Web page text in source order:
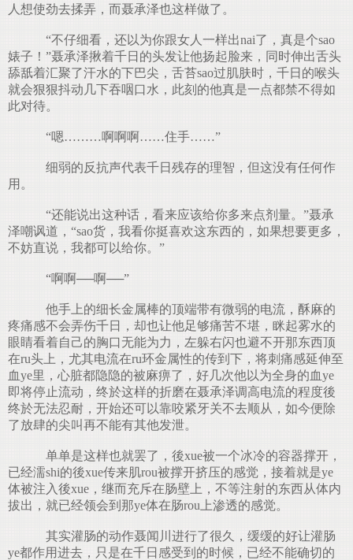
人想使劲去揉弄，而聂承泽也这样做了。
“不仔细看，还以为你跟女人一样出nai了，真是个sao
婊子！”聂承泽揪着千日的头发让他扬起脸来，同时伸出舌头
舔舐着汇聚了汗水的下巴尖，舌苔sao过肌肤时，千日的喉头
就会狠狠抖动几下吞咽口水，此刻的他真是一点都禁不得如
此对待。
“嗯………啊啊啊……住手……”
细弱的反抗声代表千日残存的理智，但这没有任何作
用。
“还能说出这种话，看来应该给你多来点剂量。”聂承
泽嘲讽道，“sao货，我看你挺喜欢这东西的，如果想要更多，
不妨直说，我都可以给你。”
“啊啊──啊──”
他手上的细长金属棒的顶端带有微弱的电流，酥麻的
疼痛感不会弄伤千日，却也让他足够痛苦不堪，眯起雾水的
眼睛看着自己的胸口无能为力，左躲右闪也避不开那东西顶
在ru头上，尤其电流在ru环金属性的传到下，将刺痛感延伸至
血ye里，心脏都隐隐的被麻痹了，好几次他以为全身的血ye
即将停止流动，终於这样的折磨在聂承泽调高电流的程度後
终於无法忍耐，开始还可以靠咬紧牙关不去顺从，如今便除
了放肆的尖叫再不能有其他发泄。
单单是这样也就罢了，後xue被一个冰冷的容器撑开，
已经濡shi的後xue传来肌rou被撑开挤压的感觉，接着就是ye
体被注入後xue，继而充斥在肠壁上，不等注射的东西从体内
拔出，就已经领会到那ye体在肠rou上渗透的感觉。
其实灌肠的动作聂闻川进行了很久，缓缓的好让灌肠
ye都作用进去，只是在千日感受到的时候，已经不能确切的